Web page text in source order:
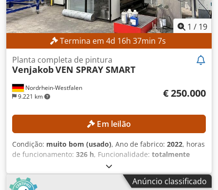
1 / 19
Termina em 4d 16h 37min 5s
Nordrhein-Westfalen
9.221 km
Planta completa de pintura
VenjakobVEN SPRAY SMART
€ 250.000
Em leilão
Condição: muito bom (usado), Ano de fabrico: 2022, horas
de funcionamento: 326 h, Funcionalidade: totalmente
, número da máquina/veículo:
comprimento de avanço eixo X:5.500 mm, comprimento
de avanço eixo Y:
, comprimento de avanço eixo
Anúncio classificado